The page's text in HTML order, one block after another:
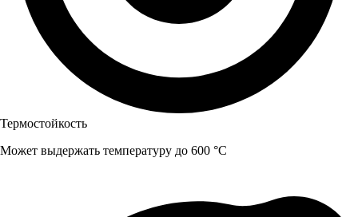
Термостойкость
Может выдержать температуру до 600 °C